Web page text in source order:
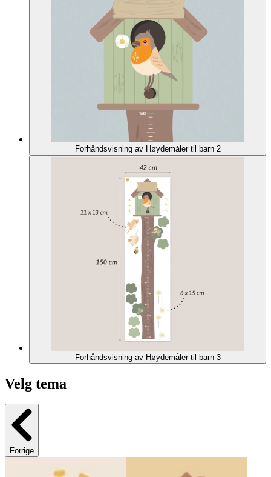
Forhåndsvisning av Høydemåler til barn 2
Forhåndsvisning av Høydemåler til barn 3
Velg tema
Forrige